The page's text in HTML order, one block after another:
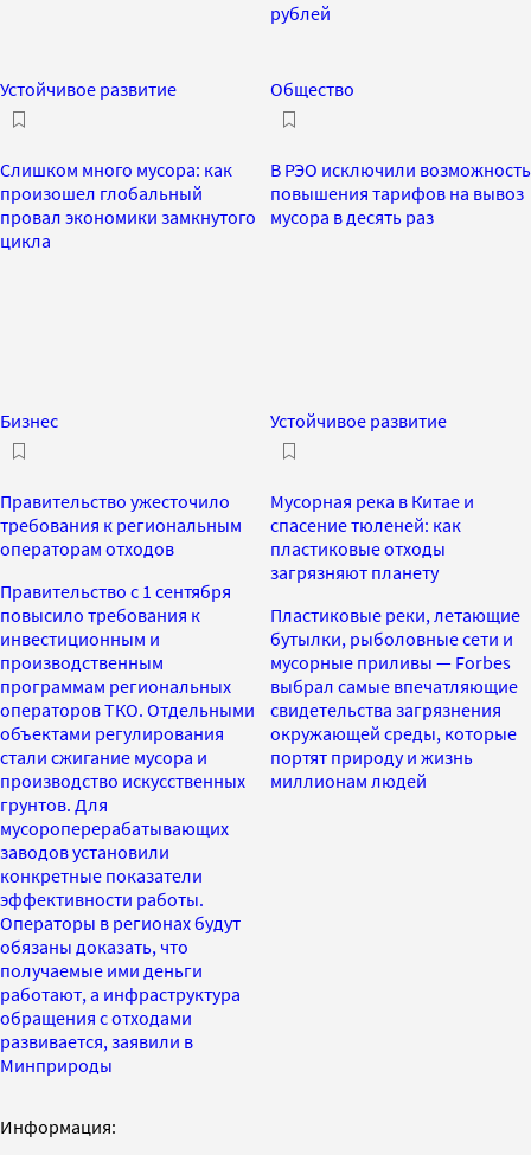
рублей
Устойчивое развитие
Слишком много мусора: как
произошел глобальный
провал экономики замкнутого
цикла
Общество
В РЭО исключили возможность
повышения тарифов на вывоз
мусора в десять раз
Бизнес
Правительство ужесточило
требования к региональным
операторам отходов
Правительство с 1 сентября
повысило требования к
инвестиционным и
производственным
программам региональных
операторов ТКО. Отдельными
объектами регулирования
стали сжигание мусора и
производство искусственных
грунтов. Для
мусороперерабатывающих
заводов установили
конкретные показатели
эффективности работы.
Операторы в регионах будут
обязаны доказать, что
получаемые ими деньги
работают, а инфраструктура
обращения с отходами
развивается, заявили в
Минприроды
Устойчивое развитие
Мусорная река в Китае и
спасение тюленей: как
пластиковые отходы
загрязняют планету
Пластиковые реки, летающие
бутылки, рыболовные сети и
мусорные приливы — Forbes
выбрал самые впечатляющие
свидетельства загрязнения
окружающей среды, которые
портят природу и жизнь
миллионам людей
Информация: